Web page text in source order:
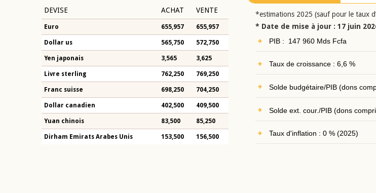
DEVISE ACHAT VENTE
Euro 655,957 655,957
Dollar us 565,750 572,750
Yen japonais 3,565 3,625
Livre sterling 762,250 769,250
Franc suisse 698,250 704,250
Dollar canadien 402,500 409,500
Yuan chinois 83,500 85,250
Dirham Emirats Arabes Unis 153,500 156,500
*estimations 2025 (sauf pour le taux
* Date de mise à jour : 17 juin
PIB : 147 960 Mds Fcfa
Taux de croissance : 6,6 %
Solde budgétaire/PIB (dons
Solde ext. cour./PIB (dons
Taux d'inflation : 0 % (2025)